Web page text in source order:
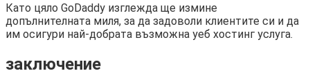
Като цяло GoDaddy изглежда ще измине
допълнителната миля, за да задоволи клиентите си и да
им осигури най-добрата възможна уеб хостинг услуга.
заключение